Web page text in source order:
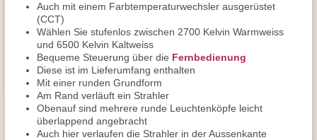
Auch mit einem Farbtemperaturwechsler ausgerüstet
(CCT)
Wählen Sie stufenlos zwischen 2700 Kelvin Warmweiss
und 6500 Kelvin Kaltweiss
Bequeme Steuerung über die Fernbedienung
Diese ist im Lieferumfang enthalten
Mit einer runden Grundform
Am Rand verläuft ein Strahler
Obenauf sind mehrere runde Leuchtenköpfe leicht
überlappend angebracht
Auch hier verlaufen die Strahler in der Aussenkante